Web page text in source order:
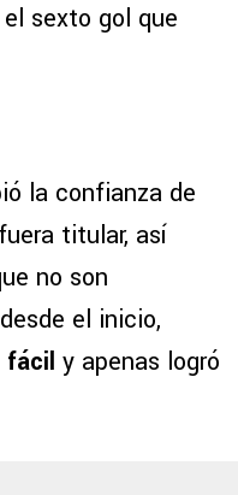
sexto gol que
la confianza de
titular, así
no son
el inicio,
fácil y apenas logró